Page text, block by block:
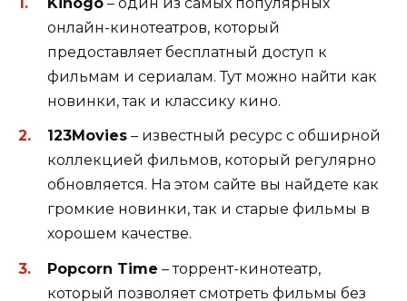
онлайн-кинотеатров, который
предоставляет бесплатный доступ к
фильмам и сериалам. Тут можно найти как
новинки, так и классику кино.
123Movies – известный ресурс с обширной
коллекцией фильмов, который регулярно
обновляется. На этом сайте вы найдете как
громкие новинки, так и старые фильмы в
хорошем качестве.
Popcorn Time – торрент-кинотеатр,
который позволяет смотреть фильмы без